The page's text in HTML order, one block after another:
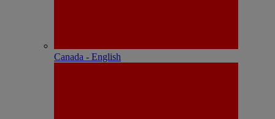
Canada - English